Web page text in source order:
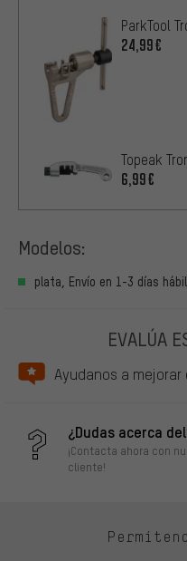
ParkTool
24,99€
Topeak
6,99€
Modelos:
plata, Envío en 1-3 días
EVALÚA
Ayudanos a mejorar
¿Dudas acerca
¡Contacta ahora con
cliente!